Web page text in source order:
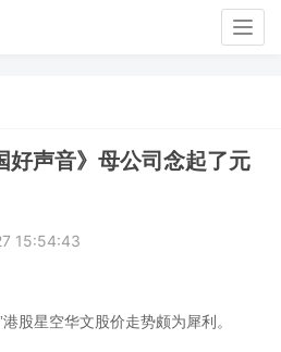
好声音》母公司念起了元
15:54:43
股星空华文股价走势颇为犀利。